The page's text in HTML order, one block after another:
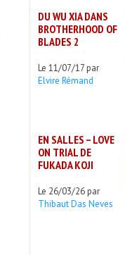
DU WU XIA DANS
BROTHERHOOD OF
BLADES 2
Le 11/07/17 par
Elvire Rémand
EN SALLES – LOVE
ON TRIAL DE
FUKADA KOJI
Le 26/03/26 par
Thibaut Das Neves